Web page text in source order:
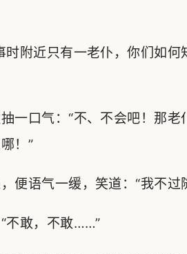
时附近只有一老仆，你们如
一口气：“不、不会吧！那
！”
便语气一缓，笑道：“我不过
不敢，不敢……”